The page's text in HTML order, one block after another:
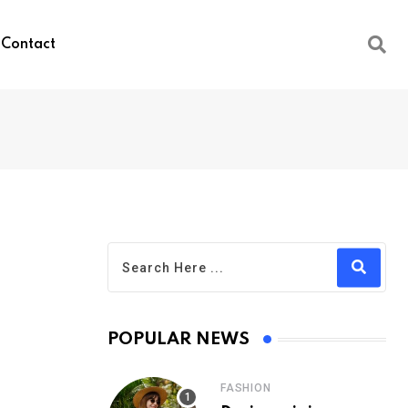
Contact
POPULAR NEWS
FASHION